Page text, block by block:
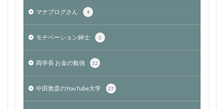
マナブログさん 4
モチベーション紳士 3
両学長 お金の勉強 32
中田敦彦のYouTube大学 27